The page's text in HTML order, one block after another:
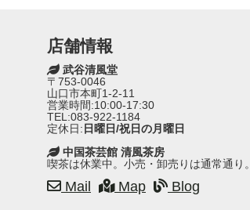
店舗情報
武谷清風堂
〒753-0046
山口市本町1-2-11
営業時間:10:00-17:30
TEL:083-922-1184
定休日: 日曜日/祝日の月曜日
中国茶芸館 清風茶房
喫茶は休業中。小売・卸売りは通常通り。
Mail Map Blog